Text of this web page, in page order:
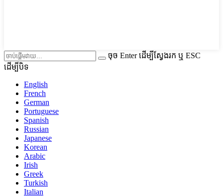
ចុច Enter ដើម្បីស្វែងរក ឬ ESC
ដើម្បីបិទ
English
French
German
Portuguese
Spanish
Russian
Japanese
Korean
Arabic
Irish
Greek
Turkish
Italian